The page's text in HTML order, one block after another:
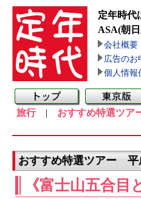
定年時代
ASA(朝
会社概要
広告のお
個人情報
旅行| おすすめ特選ツア
おすすめ特選ツアー 平
《富士山五合